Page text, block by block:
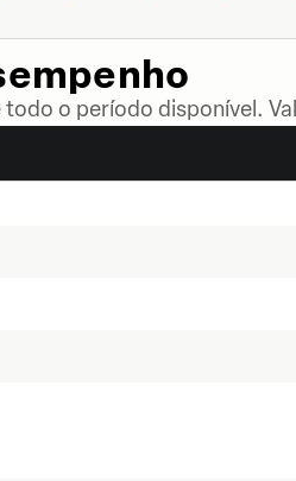
todo o período disponível.